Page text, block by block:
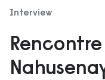
Interview